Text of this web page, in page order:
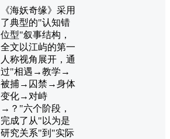
《海妖奇缘》采用
了典型的"认知错
位型"叙事结构，
全文以江屿的第一
人称视角展开，通
过"相遇→教学→
被捕→囚禁→身体
变化→对峙
→？"六个阶段，
完成了从"以为是
研究关系"到"实际